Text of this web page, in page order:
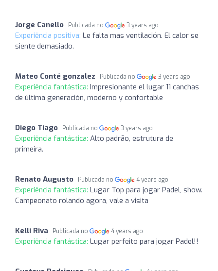
Jorge Canello Publicada no 3 years ago
Experiência positiva: Le falta mas ventilación. El calor se
siente demasiado.
Mateo Conté gonzalez Publicada no 3 years ago
Experiência fantástica: Impresionante el lugar 11 canchas
de última generación, moderno y confortable
Diego Tiago Publicada no 3 years ago
Experiência fantástica: Alto padrão, estrutura de
primeira.
Renato Augusto Publicada no 4 years ago
Experiência fantástica: Lugar Top para jogar Padel, show.
Campeonato rolando agora, vale a visita
Kelli Riva Publicada no 4 years ago
Experiência fantástica: Lugar perfeito para jogar Padel!!